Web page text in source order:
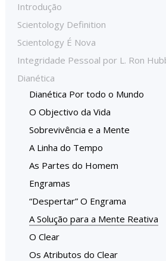
Introdução
Scientology Definition
Scientology É Nova
Integridade Pessoal por L. Ron
Dianética
Dianética Por todo o Mundo
O Objectivo da Vida
Sobrevivência e a Mente
A Linha do Tempo
As Partes do Homem
Engramas
“Despertar” O Engrama
A Solução para a Mente Reativa
O Clear
Os Atributos do Clear